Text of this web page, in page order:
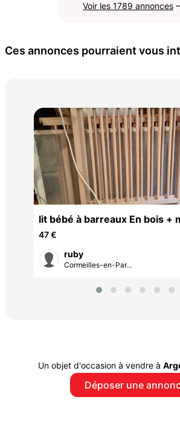
Voir les 1789 annonces
Ces annonces pourraient vous
lit bébé à barreaux En bois
47 €
ruby
Cormeilles-en-Par...
Un objet d'occasion à vendre à
Déposer une